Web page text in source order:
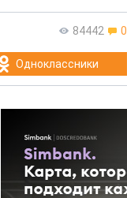
84442 0
Одноклассники